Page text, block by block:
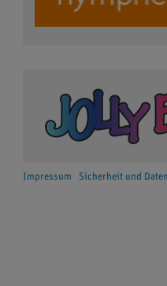
Impressum Sicherheit und